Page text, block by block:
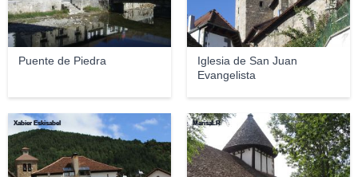
Puente de Piedra
Iglesia de San Juan
Evangelista
Xabier Eskisabel MarisaLR